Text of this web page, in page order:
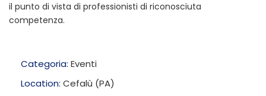
il punto di vista di professionisti di riconosciuta
competenza.
Categoria: Eventi
Location: Cefalù (PA)